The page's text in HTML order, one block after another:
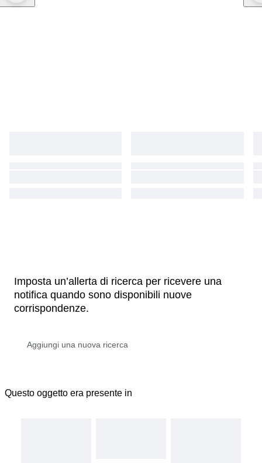
Imposta un’allerta di ricerca per ricevere una
notifica quando sono disponibili nuove
corrispondenze.
Questo oggetto era presente in